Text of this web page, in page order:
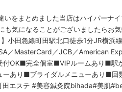
をまとめました当店はハイパーナ
も気になることがございましたらお
田急線町田駅北口徒歩1分JR横浜
MasterCard／JCB／American
OK■完全個室■VIPルームあり■駅
あり■ブライダルメニューあり■
エステ #美容鍼灸院bihada#美肌